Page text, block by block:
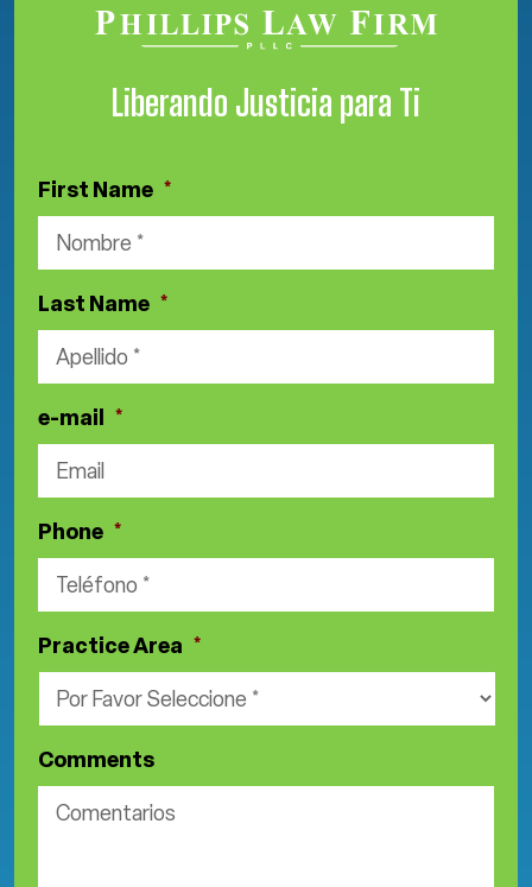
Liberando Justicia para Ti
First Name *
Last Name *
e-mail *
Phone *
Practice Area *
Comments